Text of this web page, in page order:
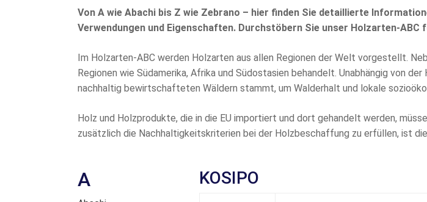
Von A wie Abachi bis Z wie Zebrano – hier finden Sie detaillierte
Verwendungen und Eigenschaften. Durchstöbern Sie unser Holzarten-ABC
Im Holzarten-ABC werden Holzarten aus allen Regionen der Welt vorgestellt.
Regionen wie Südamerika, Afrika und Südostasien behandelt. Unabhängig von
nachhaltig bewirtschafteten Wäldern stammt, um Walderhalt und lokale
Holz und Holzprodukte, die in die EU importiert und dort gehandelt werden,
zusätzlich die Nachhaltigkeitskriterien bei der Holzbeschaffung zu erfüllen, ist
A KOSIPO